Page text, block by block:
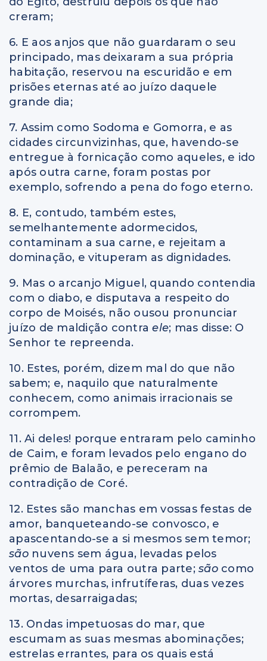
creram;
6. E aos anjos que não guardaram o seu
principado, mas deixaram a sua própria
habitação, reservou na escuridão e em
prisões eternas até ao juízo daquele
grande dia;
7. Assim como Sodoma e Gomorra, e as
cidades circunvizinhas, que, havendo-se
entregue à fornicação como aqueles, e ido
após outra carne, foram postas por
exemplo, sofrendo a pena do fogo eterno.
8. E, contudo, também estes,
semelhantemente adormecidos,
contaminam a sua carne, e rejeitam a
dominação, e vituperam as dignidades.
9. Mas o arcanjo Miguel, quando contendia
com o diabo, e disputava a respeito do
corpo de Moisés, não ousou pronunciar
juízo de maldição contraele; mas disse: O
Senhor te repreenda.
10. Estes, porém, dizem mal do que não
sabem; e, naquilo que naturalmente
conhecem, como animais irracionais se
corrompem.
11. Ai deles! porque entraram pelo caminho
de Caim, e foram levados pelo engano do
prêmio de Balaão, e pereceram na
contradição de Coré.
12. Estes são manchas em vossas festas de
amor, banqueteando-se convosco, e
apascentando-se a si mesmos sem temor;
são nuvens sem água, levadas pelos
ventos de uma para outra parte; são como
árvores murchas, infrutíferas, duas vezes
mortas, desarraigadas;
13. Ondas impetuosas do mar, que
escumam as suas mesmas abominações;
estrelas errantes, para os quais está